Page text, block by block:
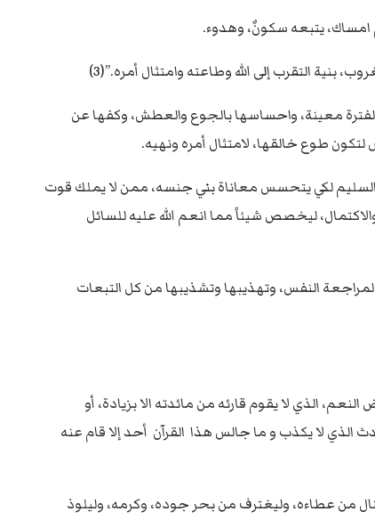
التقرب إلى الله وطاعته وامتثال أمره.”(3)
لفترة معينة، واحساسها بالجوع والعطش، وكفها عن
طوع خالقها، لامتثال أمره ونهيه.
السليم لكي يتحسس معاناة بني جنسه، ممن لا يملك قوت
ليخصص شيئاً مما انعم الله عليه للسائل
النفس، وتهذيبها وتشذيبها من كل التبعات
الذي لا يقوم قارئه من مائدته الا بزيادة، أو
الذي لا يكذب و ما جالس هذا القرآن أحد إلا قام عنه
من عطاءه، وليغترف من بحر جوده، وكرمه، وليلوذ